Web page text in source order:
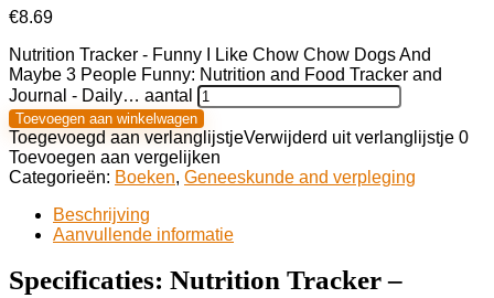
€8.69
Nutrition Tracker - Funny I Like Chow Chow Dogs And
Maybe 3 People Funny: Nutrition and Food Tracker and
Journal - Daily… aantal
Toevoegen aan winkelwagen
Toegevoegd aan verlanglijstjeVerwijderd uit verlanglijstje 0
Toevoegen aan vergelijken
Categorieën: Boeken, Geneeskunde and verpleging
Beschrijving
Aanvullende informatie
Specificaties: Nutrition Tracker –